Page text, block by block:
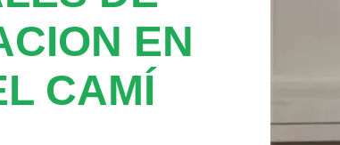
EN
CAMÍ